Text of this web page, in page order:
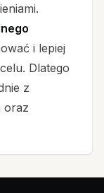
i lepiej
Dlatego
z
oraz